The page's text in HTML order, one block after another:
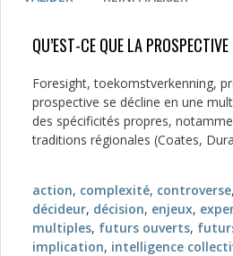
QU’EST-CE QUE LA
Foresight, toekomstverkenning,
prospective se décline en une
des spécificités propres,
traditions régionales (Coates,
action, complexité, controverse,
décideur, décision, enjeux,
multiples, futurs ouverts,
implication, intelligence